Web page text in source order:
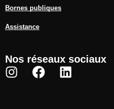
Bornes publiques
Assistance
Nos réseaux sociaux
I
F
L